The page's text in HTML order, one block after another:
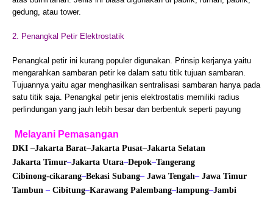
gedung, atau tower.
2. Penangkal Petir Elektrostatik
Penangkal petir ini kurang populer digunakan. Prinsip kerjanya yaitu
mengarahkan sambaran petir ke dalam satu titik tujuan sambaran.
Tujuannya yaitu agar menghasilkan sentralisasi sambaran hanya pada
satu titik saja. Penangkal petir jenis elektrostatis memiliki radius
perlindungan yang jauh lebih besar dan berbentuk seperti payung
Melayani Pemasangan
DKI –Jakarta Barat–Jakarta Pusat–Jakarta Selatan
Jakarta Timur–Jakarta Utara–Depok–Tangerang
Cibinong-cikarang–Bekasi Subang– Jawa Tengah– Jawa Timur
Tambun – Cibitung–Karawang Palembang–lampung–Jambi